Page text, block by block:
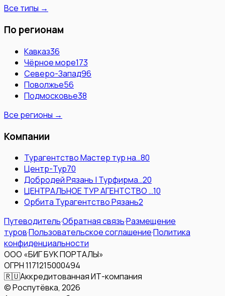
Все типы →
По регионам
Кавказ36
Чёрное море173
Северо-Запад96
Поволжье56
Подмосковье38
Все регионы →
Компании
Турагентство Мастер тур на…80
Центр-Тур70
Добродей Рязань | Турфирма…20
ЦЕНТРАЛЬНОЕ ТУР АГЕНТСТВО …10
Орбита Турагентство Рязань2
Путеводитель·Обратная связь·Размещение
туров·Пользовательское соглашение·Политика
конфиденциальности
ООО «БИГ БУК ПОРТАЛЫ»
ОГРН 1171215000494
🇷🇺Аккредитованная ИТ-компания
© Роспутёвка, 2026